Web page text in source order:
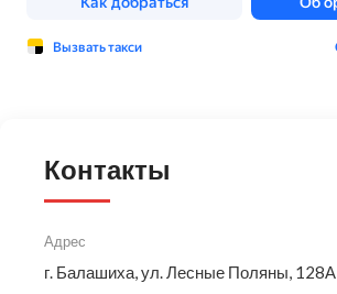
Контакты
Адрес
г. Балашиха, ул. Лесные Поляны, 128А